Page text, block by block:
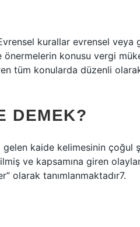
kurallar evrensel veya
konusu vergi
tüm konularda düzenli
DEMEK?
gelen kaide kelimesinin çoğul
ve kapsamına giren
olarak tanımlanmaktadır7.